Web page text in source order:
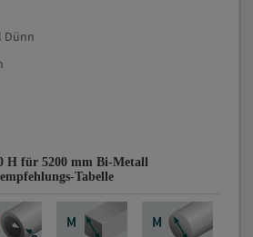
Dünn
H für 5200 mm Bi-Metall
Tabelle